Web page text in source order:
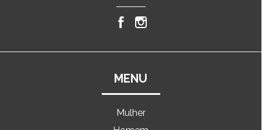
MENU
Mulher